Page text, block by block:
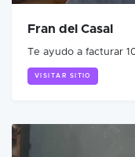
Fran del Casal
Te ayudo a facturar
VISITAR SITIO